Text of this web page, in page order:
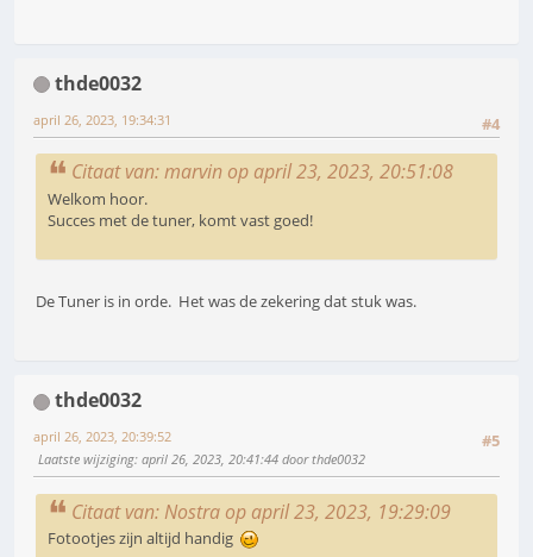
thde0032
#4
april 26, 2023, 19:34:31
Citaat van: marvin op april 23, 2023, 20:51:08
Welkom hoor.
Succes met de tuner, komt vast goed!
De Tuner is in orde. Het was de zekering dat stuk was.
thde0032
#5
april 26, 2023, 20:39:52
Laatste wijziging: april 26, 2023, 20:41:44 door thde0032
Citaat van: Nostra op april 23, 2023, 19:29:09
Fotootjes zijn altijd handig